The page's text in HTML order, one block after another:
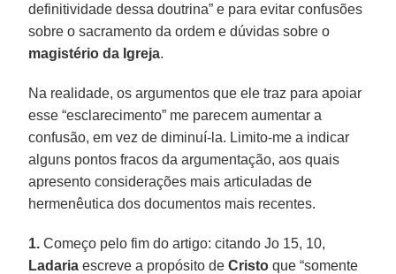
definitividade dessa doutrina” e para evitar confusões
sobre o sacramento da ordem e dúvidas sobre o
magistério da Igreja.
Na realidade, os argumentos que ele traz para apoiar
esse “esclarecimento” me parecem aumentar a
confusão, em vez de diminuí-la. Limito-me a indicar
alguns pontos fracos da argumentação, aos quais
apresento considerações mais articuladas de
hermenêutica dos documentos mais recentes.
1. Começo pelo fim do artigo: citando Jo 15, 10,
Ladaria escreve a propósito deCristo que “somente